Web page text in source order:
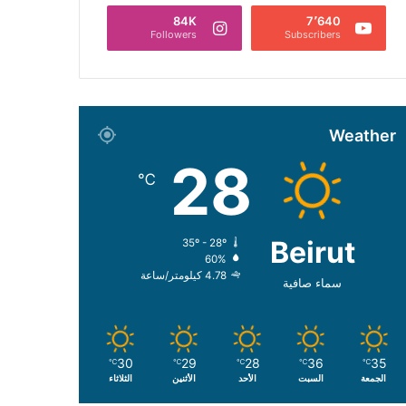
7٬640
Subscribers
84K
Followers
Weather
Beirut
سماء صافية
28
℃
35º - 28º
60%
4.78 كيلومتر/ساعة
35
℃
الجمعة
36
℃
السبت
28
℃
الأحد
29
℃
الأثنين
30
℃
الثلاثاء